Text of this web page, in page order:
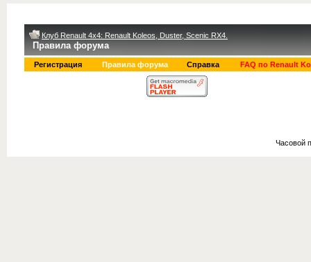
Клуб Renault 4x4: Renault Koleos, Duster, Scenic RX4.
Правила форума
Регистрация Правила форума Справка FAQ по Renault
Часовой